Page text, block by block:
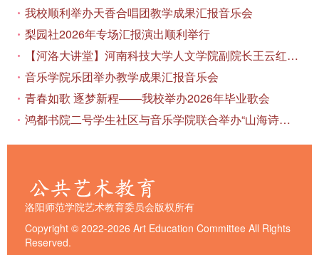
我校顺利举办天香合唱团教学成果汇报音乐会
梨园社2026年专场汇报演出顺利举行
【河洛大讲堂】河南科技大学人文学院副院长王云红教授应邀作专题讲座
音乐学院乐团举办教学成果汇报音乐会
青春如歌 逐梦新程——我校举办2026年毕业歌会
鸿都书院二号学生社区与音乐学院联合举办“山海诗恋”合唱思政汇报音乐会
洛阳师范学院艺术教育委员会版权所有
Copyright © 2022-2026 Art Education Committee All Rights
Reserved.